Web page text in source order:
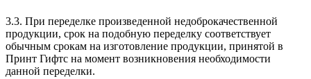
3.3. При переделке произведенной недоброкачественной
продукции, срок на подобную переделку соответствует
обычным срокам на изготовление продукции, принятой в
Принт Гифтс на момент возникновения необходимости
данной переделки.